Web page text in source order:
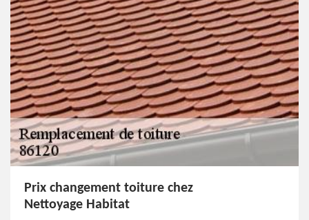
Prix changement toiture chez
Nettoyage Habitat